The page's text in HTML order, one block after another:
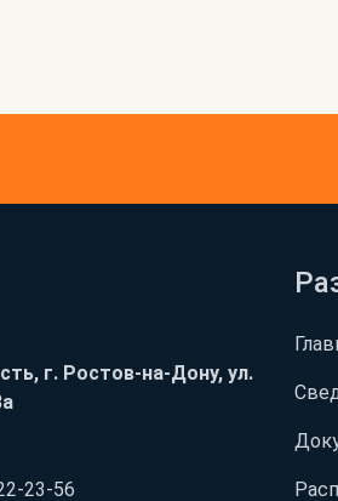
г. Ростов-на-Дону, ул.
23-56